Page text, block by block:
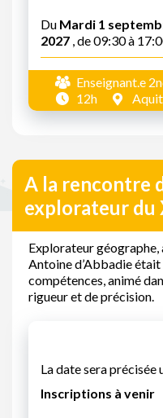
Du Mardi 1
2027 , de 09:30 à
Enseignant.e
12h
A la rencontre
explorateur du
Explorateur
Antoine d’Abbadie
compétences, animé
rigueur et de précision.
La date sera
Inscriptions à venir